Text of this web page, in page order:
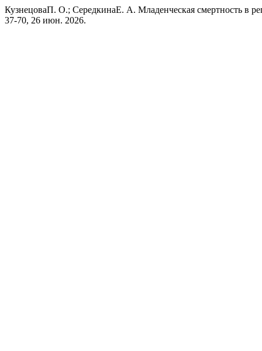
КузнецоваП. О.; СередкинаЕ. А. Младенческая смертность в
37-70, 26 июн. 2026.